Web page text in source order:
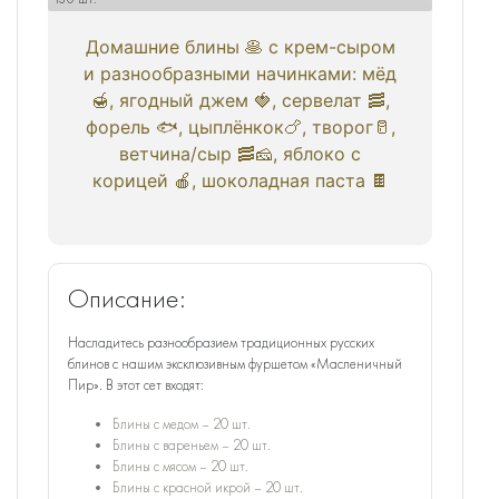
Домашние блины 🥞 с крем-сыром
и разнообразными начинками: мёд
🍯, ягодный джем 🍓, сервелат 🥓,
форель 🐟, цыплёнкок🍗, творог🥛,
ветчина/сыр 🥓🧀, яблоко с
корицей 🍎, шоколадная паста 🍫
Описание:
Насладитесь разнообразием традиционных русских
блинов с нашим эксклюзивным фуршетом «Масленичный
Пир». В этот сет входят:
Блины с медом – 20 шт.
Блины с вареньем – 20 шт.
Блины с мясом – 20 шт.
Блины с красной икрой – 20 шт.